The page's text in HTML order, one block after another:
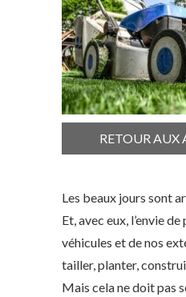
RETOUR AUX
Les beaux jours sont
Et, avec eux, l’envie
véhicules et de nos
tailler, planter,
Mais cela ne doit pas